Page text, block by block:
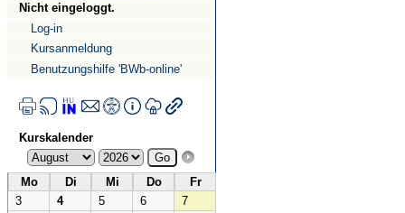
Nicht eingeloggt.
Log-in
Kursanmeldung
Benutzungshilfe 'BWb-online'
Kurskalender
Mo Di Mi Do
Fr
3
4 5 6
7